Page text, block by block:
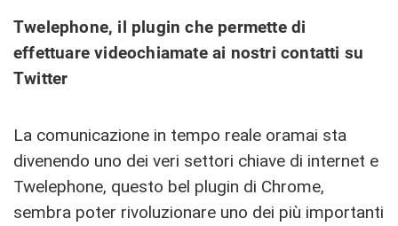
Twelephone, il plugin che permette di
effettuare videochiamate ai nostri contatti su
Twitter
La comunicazione in tempo reale oramai sta
divenendo uno dei veri settori chiave di internet e
Twelephone, questo bel plugin di Chrome,
sembra poter rivoluzionare uno dei più importanti